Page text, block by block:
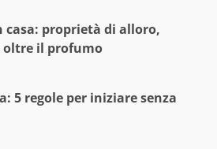
casa: proprietà di alloro,
oltre il profumo
5 regole per iniziare senza